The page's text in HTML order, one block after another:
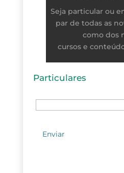
Seja particular ou
par de todas as
como dos
cursos e
Particulares